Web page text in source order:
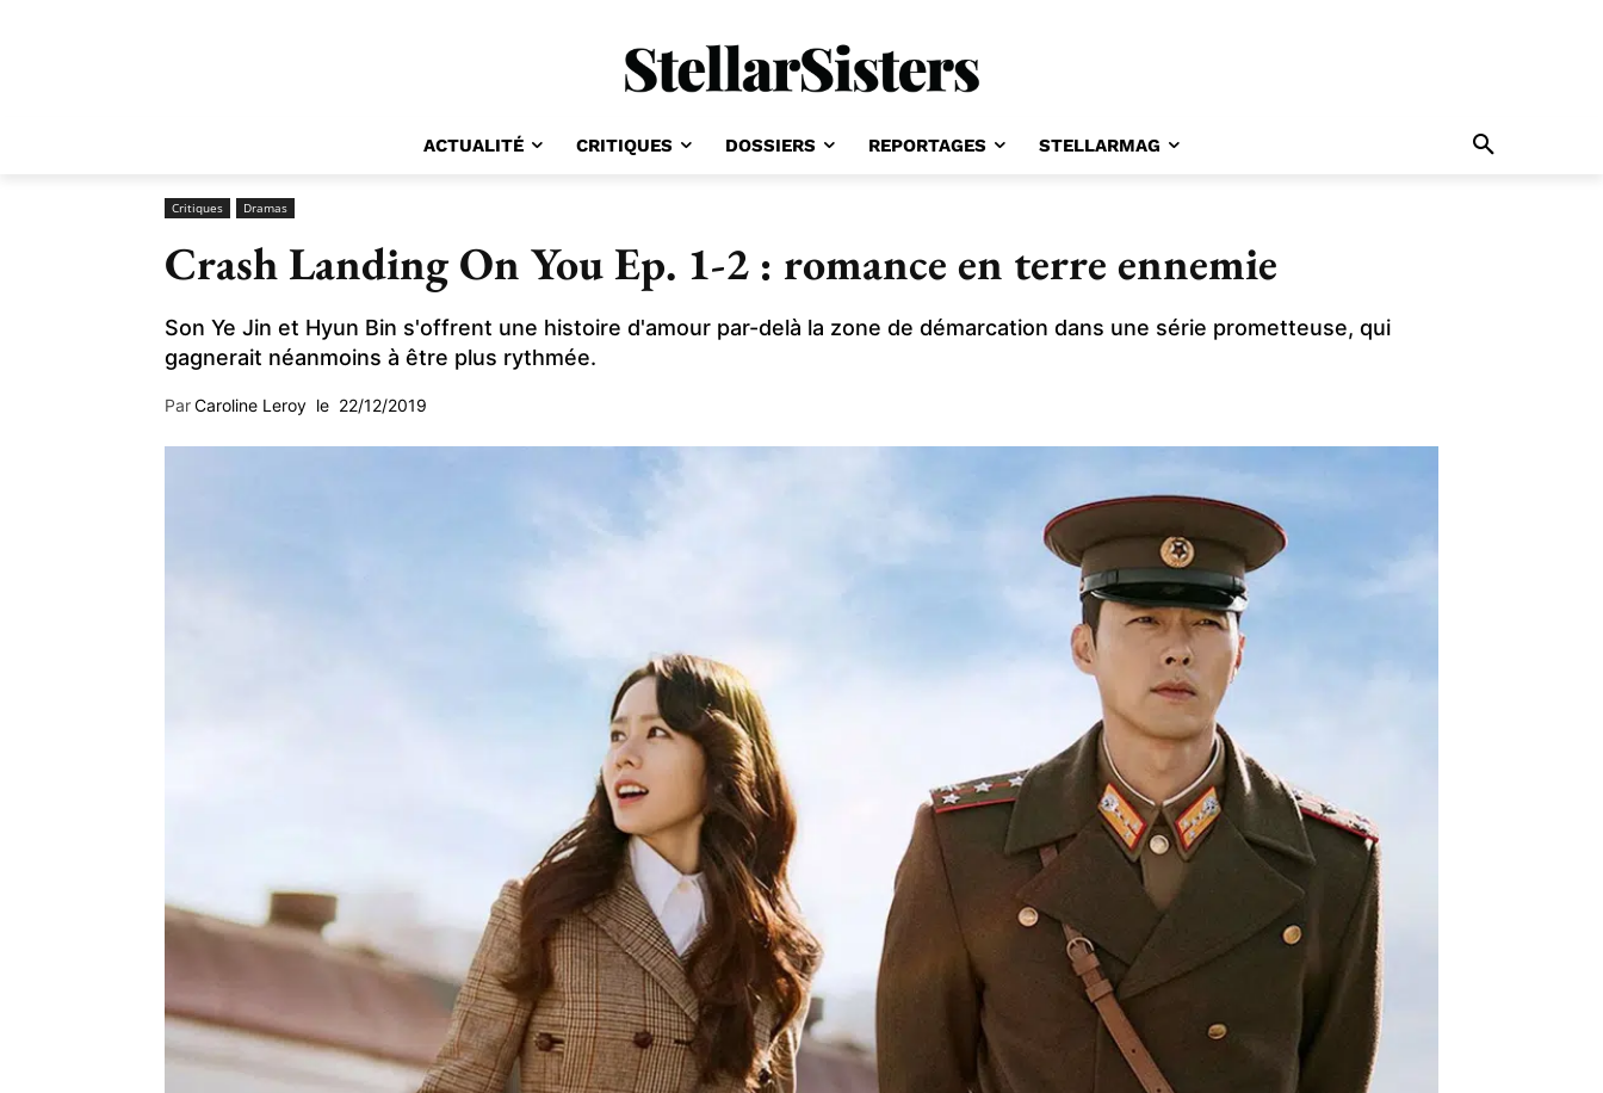
ACTUALITÉ CRITIQUES DOSSIERS REPORTAGES STELLARMAG
Critiques Dramas
Crash Landing On You Ep. 1-2 : romance en terre ennemie
Son Ye Jin et Hyun Bin s'offrent une histoire d'amour par-delà la zone de démarcation dans une série prometteuse, qui
gagnerait néanmoins à être plus rythmée.
ParCaroline Leroy le 22/12/2019